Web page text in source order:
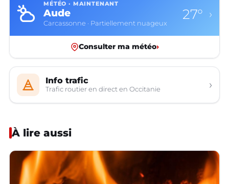
MÉTÉO · MAINTENANT
Aude
Carcassonne · Partiellement nuageux
27° ›
Consulter ma météo›
Info trafic
Trafic routier en direct en Occitanie ›
À lire aussi